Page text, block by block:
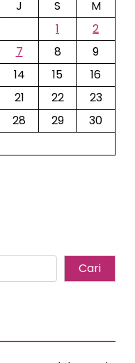
J S
M
1
2
7 8
9
14 15
16
21 22
23
28 29
30
Cari